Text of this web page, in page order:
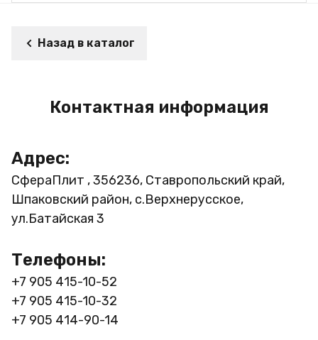
Назад в каталог
Контактная информация
Адрес:
СфераПлит , 356236, Ставропольский край,
Шпаковский район, с.Верхнерусское,
ул.Батайская 3
Телефоны:
+7 905 415-10-52
+7 905 415-10-32
+7 905 414-90-14